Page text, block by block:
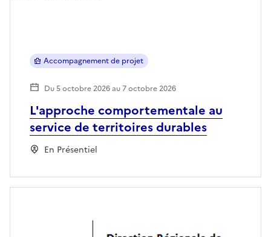
L'approche comportementale au
service de territoires durables
En Présentiel
Accompagnement de projet
Du 5 octobre 2026 au 7 octobre 2026